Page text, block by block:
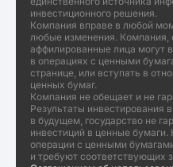
инвестиционного решения.
Компания вправе в любой
любые изменения. Компания,
аффилированные лица могут
в операциях с ценными
странице, или вступать в
ценных бумаг.
Компания не обещает и не
Результаты инвестирования
в будущем, государство не
инвестиций в ценные
операции с ценными
и требуют соответствующих